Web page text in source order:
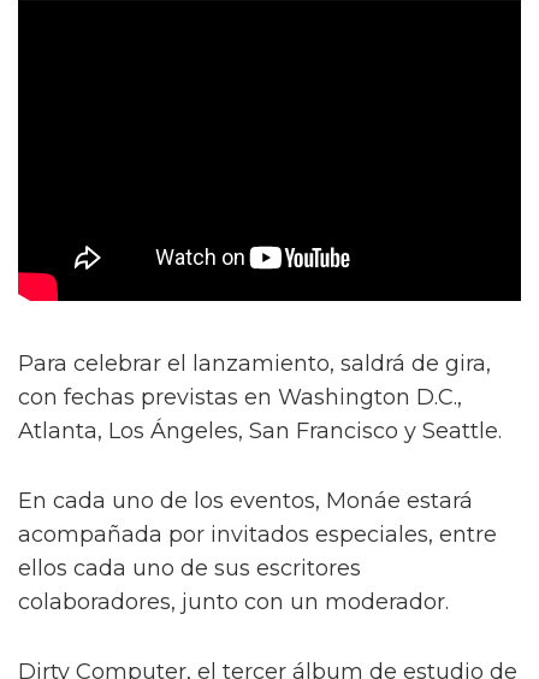
Para celebrar el lanzamiento, saldrá de gira,
con fechas previstas en Washington D.C.,
Atlanta, Los Ángeles, San Francisco y Seattle.
En cada uno de los eventos, Monáe estará
acompañada por invitados especiales, entre
ellos cada uno de sus escritores
colaboradores, junto con un moderador.
Dirty Computer, el tercer álbum de estudio de